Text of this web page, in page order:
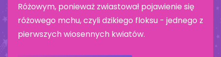
Różowym, ponieważ zwiastował pojawienie się
różowego mchu, czyli dzikiego floksu - jednego z
pierwszych wiosennych kwiatów.